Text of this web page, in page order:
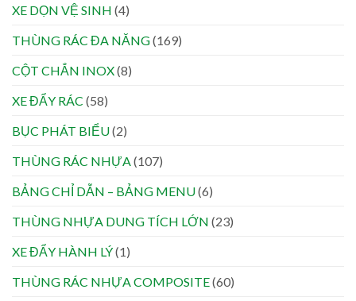
XE DỌN VỆ SINH (4)
THÙNG RÁC ĐA NĂNG(169)
CỘT CHẮN INOX(8)
XE ĐẨY RÁC (58)
BỤC PHÁT BIỂU(2)
THÙNG RÁC NHỰA(107)
BẢNG CHỈ DẪN – BẢNG MENU(6)
THÙNG NHỰA DUNG TÍCH LỚN (23)
XE ĐẨY HÀNH LÝ(1)
THÙNG RÁC NHỰA COMPOSITE(60)